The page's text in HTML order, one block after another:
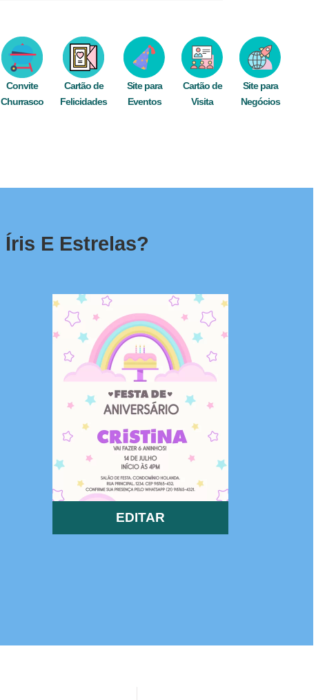
Convite
Churrasco
Cartão de
Felicidades
Site para
Eventos
Cartão de
Visita
Site para
Negócios
E Estrelas?
EDITAR